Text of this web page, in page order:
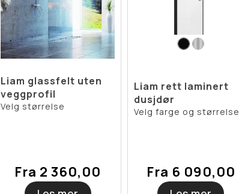
Liam glassfelt uten
veggprofil
Velg størrelse
Fra 2 360,00
Liam rett laminert
dusjdør
Velg farge og størrelse
Fra 6 090,00